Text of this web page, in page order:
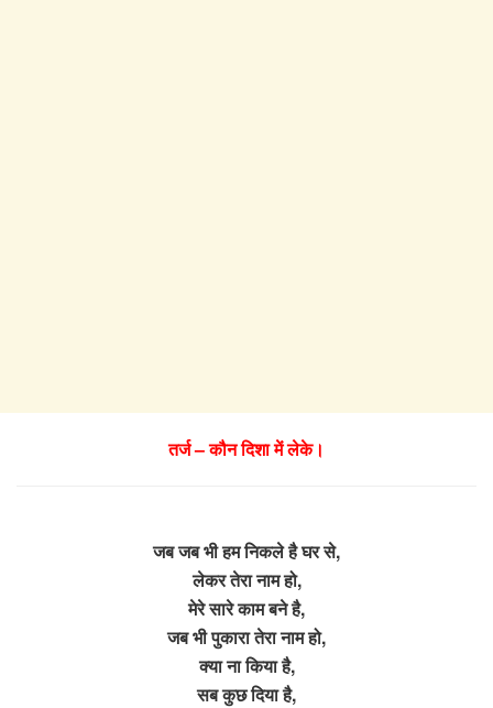
तर्ज – कौन दिशा में लेके।
जब जब भी हम निकले है घर से,
लेकर तेरा नाम हो,
मेरे सारे काम बने है,
जब भी पुकारा तेरा नाम हो,
क्या ना किया है,
सब कुछ दिया है,